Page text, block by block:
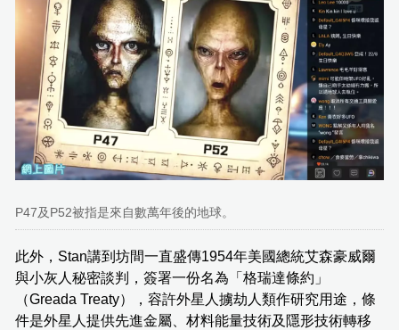
P47及P52被指是來自數萬年後的地球。
此外，Stan講到坊間一直盛傳1954年美國總統艾森豪威爾
與小灰人秘密談判，簽署一份名為「格瑞達條約」
（Greada Treaty），容許外星人擄劫人類作研究用途，條
件是外星人提供先進金屬、材料能量技術及隱形技術轉移